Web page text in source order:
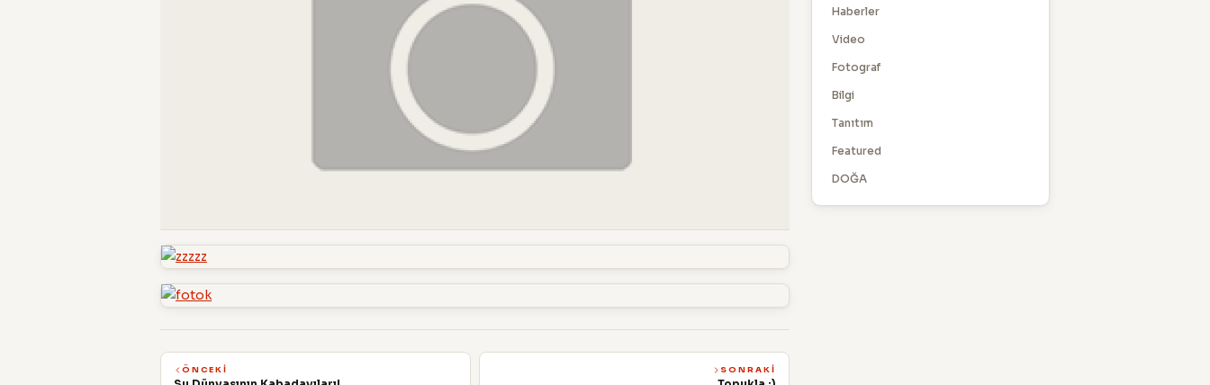
ÖNCEKI SONRAKI
Haberler
Video
Fotograf
Bilgi
Tanıtım
Featured
DOĞA